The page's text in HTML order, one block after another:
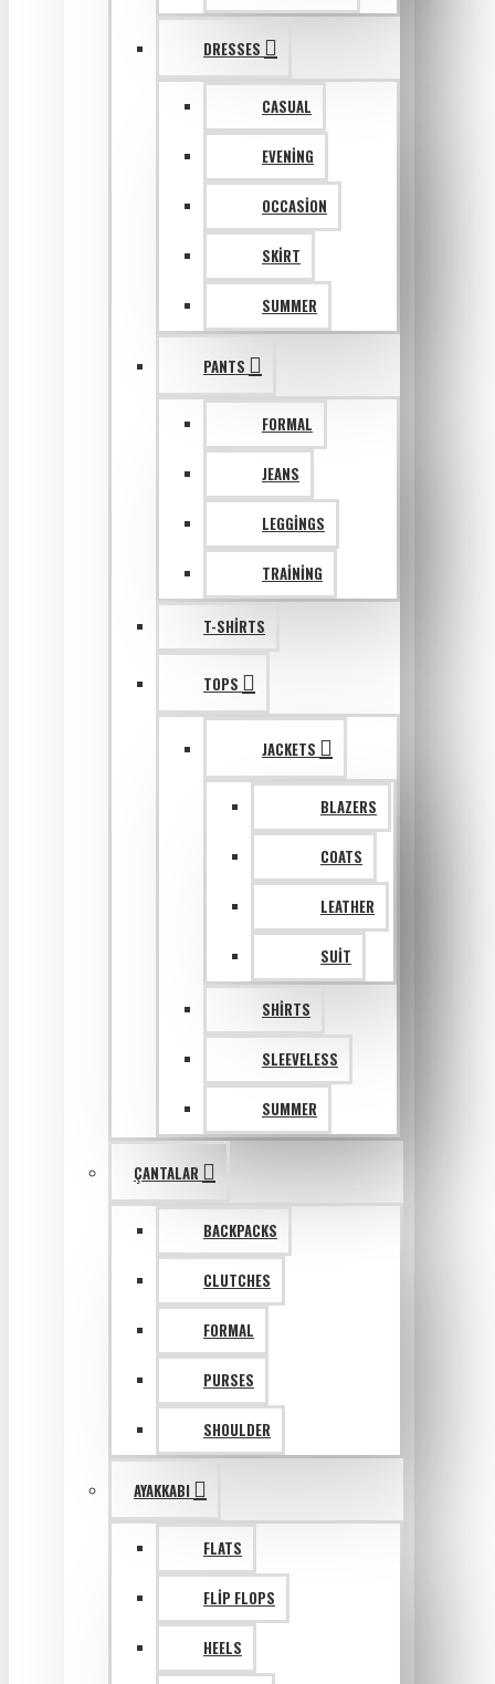
DRESSES
CASUAL
EVENING
OCCASION
SKIRT
SUMMER
PANTS
FORMAL
JEANS
LEGGINGS
TRAINING
T-SHIRTS
TOPS
JACKETS
BLAZERS
COATS
LEATHER
SUIT
SHIRTS
SLEEVELESS
SUMMER
ÇANTALAR
BACKPACKS
CLUTCHES
FORMAL
PURSES
SHOULDER
AYAKKABI
FLATS
FLIP FLOPS
HEELS